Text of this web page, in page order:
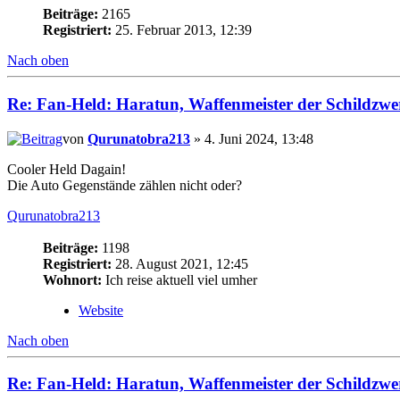
Beiträge: 2165
Registriert: 25. Februar 2013, 12:39
Nach oben
Re: Fan-Held: Haratun, Waffenmeister der
von Qurunatobra213 » 4. Juni 2024, 13:48
Cooler Held Dagain!
Die Auto Gegenstände zählen nicht oder?
Qurunatobra213
Beiträge: 1198
Registriert: 28. August 2021, 12:45
Wohnort: Ich reise aktuell viel umher
Website
Nach oben
Re: Fan-Held: Haratun, Waffenmeister der